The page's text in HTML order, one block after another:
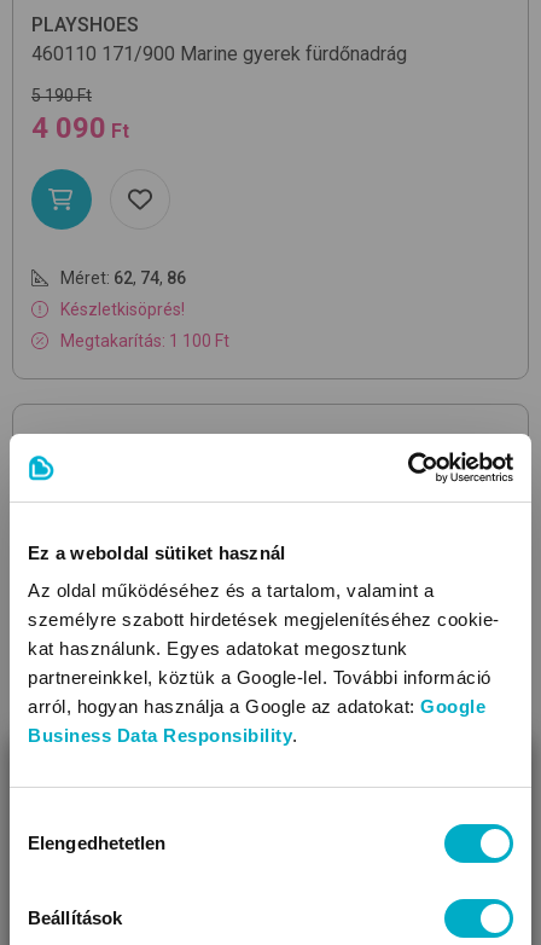
Ez a weboldal sütiket használ
Az oldal működéséhez és a tartalom, valamint a
személyre szabott hirdetések megjelenítéséhez cookie-
kat használunk. Egyes adatokat megosztunk
partnereinkkel, köztük a Google-lel. További információ
arról, hogyan használja a Google az adatokat: Google
Business Data Responsibility.
kiválasztása
Elengedhetetlen
Beállítások
PLAYSHOES
460110 171/900 Marine gyerek fürdőnadrág
5 190 Ft
4 090 Ft
Méret: 62, 74, 86
Készletkisöprés!
Megtakarítás: 1 100 Ft
GREEN SPROUTS
Úgy látjuk, most jársz nálunk először!